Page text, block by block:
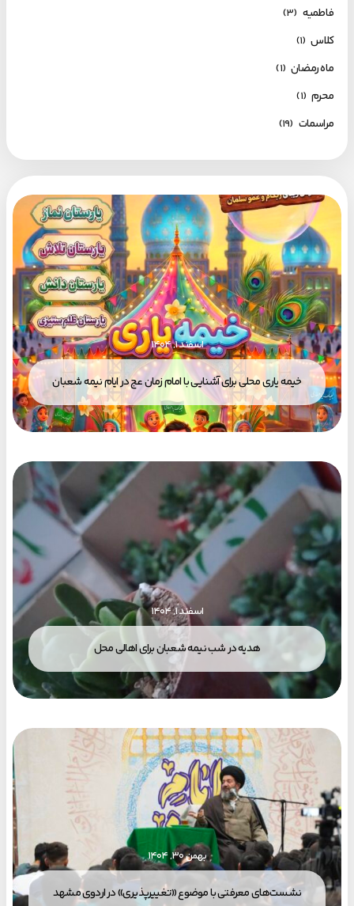
فاطمیه (۳)
کلاس (۱)
ماه رمضان (۱)
محرم (۱)
مراسمات (۱۹)
اسفند ۱, ۱۴۰۴
خیمه یاری محلی برای آشنایی با امام زمان عج در ایام نیمه شعبان
اسفند ۱, ۱۴۰۴
هدیه در شب نیمه شعبان برای اهالی محل
بهمن ۳۰, ۱۴۰۴
نشست‌های معرفتی با موضوع «تغییرپذیری» در اردوی مشهد